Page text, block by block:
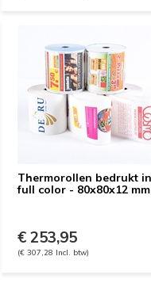
Thermorollen bedrukt in
full color - 80x80x12 mm
€ 253,95
(€ 307,28 Incl. btw)